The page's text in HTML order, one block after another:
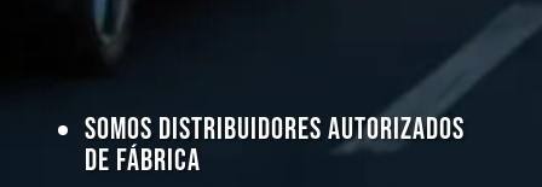
Somos Distribuidores Autorizados
de Fábrica